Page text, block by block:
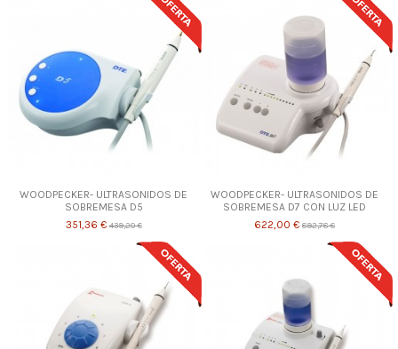
WOODPECKER- ULTRASONIDOS DE
SOBREMESA D5
351,36 €439,20 €
WOODPECKER- ULTRASONIDOS DE
SOBREMESA D7 CON LUZ LED
622,00 € 892,78 €